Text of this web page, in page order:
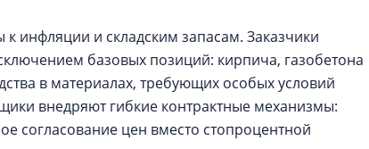
инфляции и складским запасам. Заказчики
базовых позиций: кирпича, газобетона
в материалах, требующих особых условий
внедряют гибкие контрактные механизмы:
согласование цен вместо стопроцентной